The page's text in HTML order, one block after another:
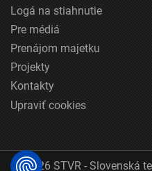
Logá na stiahnutie
Pre médiá
Prenájom majetku
Projekty
Kontakty
Upraviť cookies
© 2026 STVR - Slovenská